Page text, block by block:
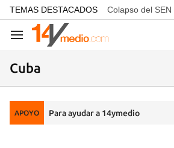
common.go-to-content
TEMAS DESTACADOS Colapso del SEN
Navegación
Cuba
APOYO Para ayudar a 14ymedio